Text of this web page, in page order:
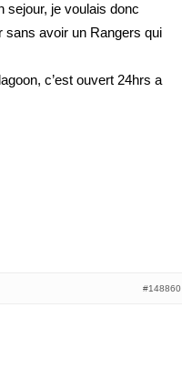
sejour, je voulais donc
sans avoir un Rangers qui
c’est ouvert 24hrs a
#148860